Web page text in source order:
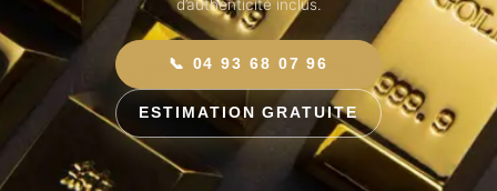
d’authenticité inclus.
📞 04 93 68 07 96
ESTIMATION GRATUITE